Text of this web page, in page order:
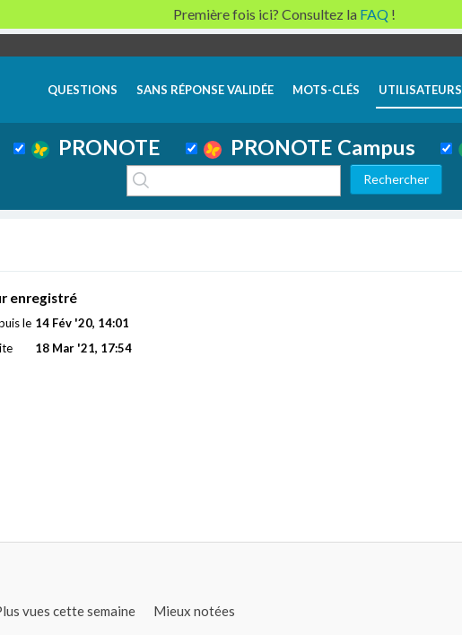
QUESTIONS SANS RÉPONSE VALIDÉE MOTS-CLÉS UTILISATEURS
PRONOTE PRONOTE Campus
enregistré
le 14 Fév '20, 14:01
18 Mar '21, 17:54
vues cette semaine Mieux notées
Première fois ici? Consultez la FAQ !